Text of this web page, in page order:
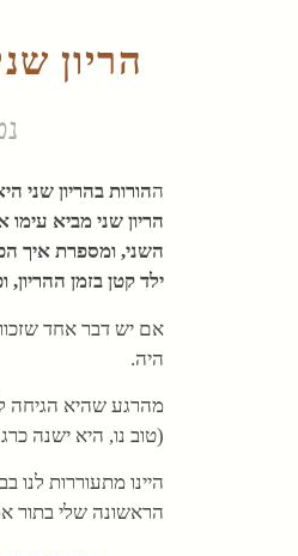
הריון
ההורות בהריון שני
הריון שני מביא
השני, ומספרת איך
ילד קטן בזמן
אם יש דבר אחד
היה.
מהרגע שהיא הגיחה
(טוב נו, היא ישנה
הראשונה שלי בתור